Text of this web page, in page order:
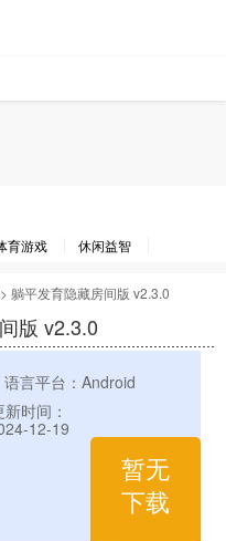
育游戏
休闲益智
躺平发育隐藏房间版 v2.3.0
版 v2.3.0
语言平台：Android
新时间：
12-19
暂无
下载